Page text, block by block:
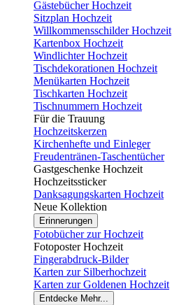
Gästebücher Hochzeit
Sitzplan Hochzeit
Willkommensschilder Hochzeit
Kartenbox Hochzeit
Windlichter Hochzeit
Tischdekorationen Hochzeit
Menükarten Hochzeit
Tischkarten Hochzeit
Tischnummern Hochzeit
Für die Trauung
Hochzeitskerzen
Kirchenhefte und Einleger
Freudentränen-Taschentücher
Gastgeschenke Hochzeit
Hochzeitssticker
Danksagungskarten Hochzeit
Neue Kollektion
Erinnerungen
Fotobücher zur Hochzeit
Fotoposter Hochzeit
Fingerabdruck-Bilder
Karten zur Silberhochzeit
Karten zur Goldenen Hochzeit
Entdecke Mehr...